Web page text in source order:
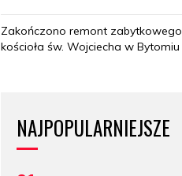
Zakończono remont zabytkowego
kościoła św. Wojciecha w Bytomiu
NAJPOPULARNIEJSZE